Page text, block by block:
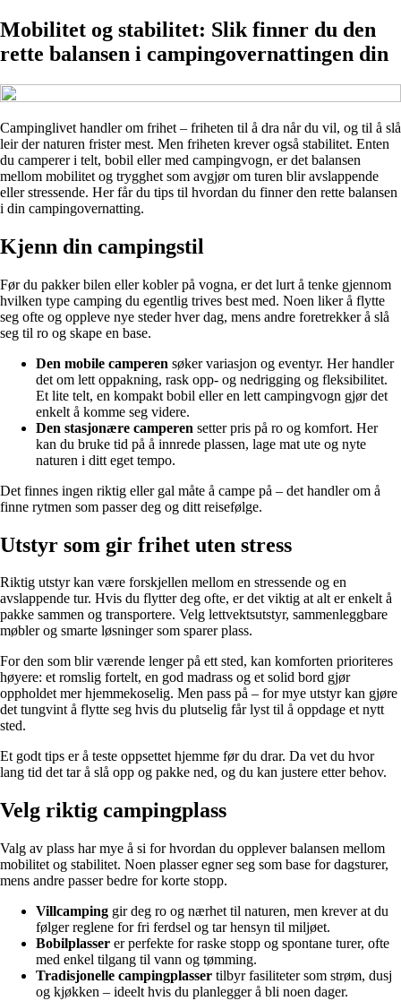
Mobilitet og stabilitet: Slik finner du den
rette balansen i campingovernattingen din
Campinglivet handler om frihet – friheten til å dra når du vil, og til å slå
leir der naturen frister mest. Men friheten krever også stabilitet. Enten
du camperer i telt, bobil eller med campingvogn, er det balansen
mellom mobilitet og trygghet som avgjør om turen blir avslappende
eller stressende. Her får du tips til hvordan du finner den rette balansen
i din campingovernatting.
Kjenn din campingstil
Før du pakker bilen eller kobler på vogna, er det lurt å tenke gjennom
hvilken type camping du egentlig trives best med. Noen liker å flytte
seg ofte og oppleve nye steder hver dag, mens andre foretrekker å slå
seg til ro og skape en base.
Den mobile camperen søker variasjon og eventyr. Her handler
det om lett oppakning, rask opp- og nedrigging og fleksibilitet.
Et lite telt, en kompakt bobil eller en lett campingvogn gjør det
enkelt å komme seg videre.
Den stasjonære camperen setter pris på ro og komfort. Her
kan du bruke tid på å innrede plassen, lage mat ute og nyte
naturen i ditt eget tempo.
Det finnes ingen riktig eller gal måte å campe på – det handler om å
finne rytmen som passer deg og ditt reisefølge.
Utstyr som gir frihet uten stress
Riktig utstyr kan være forskjellen mellom en stressende og en
avslappende tur. Hvis du flytter deg ofte, er det viktig at alt er enkelt å
pakke sammen og transportere. Velg lettvektsutstyr, sammenleggbare
møbler og smarte løsninger som sparer plass.
For den som blir værende lenger på ett sted, kan komforten prioriteres
høyere: et romslig fortelt, en god madrass og et solid bord gjør
oppholdet mer hjemmekoselig. Men pass på – for mye utstyr kan gjøre
det tungvint å flytte seg hvis du plutselig får lyst til å oppdage et nytt
sted.
Et godt tips er å teste oppsettet hjemme før du drar. Da vet du hvor
lang tid det tar å slå opp og pakke ned, og du kan justere etter behov.
Velg riktig campingplass
Valg av plass har mye å si for hvordan du opplever balansen mellom
mobilitet og stabilitet. Noen plasser egner seg som base for dagsturer,
mens andre passer bedre for korte stopp.
Villcamping gir deg ro og nærhet til naturen, men krever at du
følger reglene for fri ferdsel og tar hensyn til miljøet.
Bobilplasser er perfekte for raske stopp og spontane turer, ofte
med enkel tilgang til vann og tømming.
Tradisjonelle campingplasser tilbyr fasiliteter som strøm, dusj
og kjøkken – ideelt hvis du planlegger å bli noen dager.